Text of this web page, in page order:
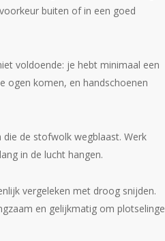
buiten of in een goed
voldoende: je hebt minimaal een
ogen komen, en handschoenen
de stofwolk wegblaast. Werk
in de lucht hangen.
vergeleken met droog snijden.
en gelijkmatig om plotselinge